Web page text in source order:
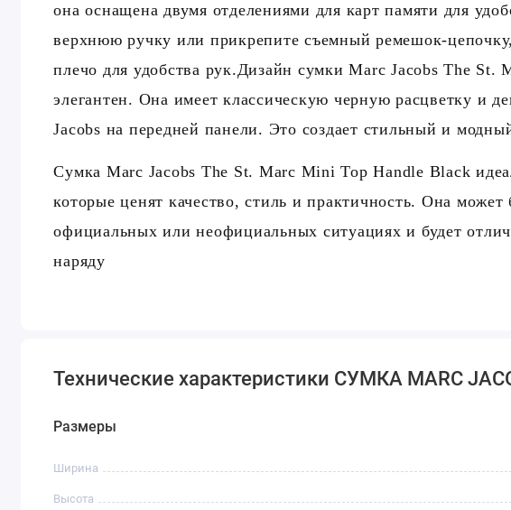
она оснащена двумя отделениями для карт памяти для
верхнюю ручку или прикрепите съемный ремешок-
плечо для удобства рук.Дизайн сумки Marc Jacobs The St.
элегантен. Она имеет классическую черную расцветку и
Jacobs на передней панели. Это создает стильный и
Сумка Marc Jacobs The St. Marc Mini Top Handle Black
которые ценят качество, стиль и практичность. Она
официальных или неофициальных ситуациях и будет
наряду
Технические характеристики СУМКА MARC
Размеры
Ширина
Высота